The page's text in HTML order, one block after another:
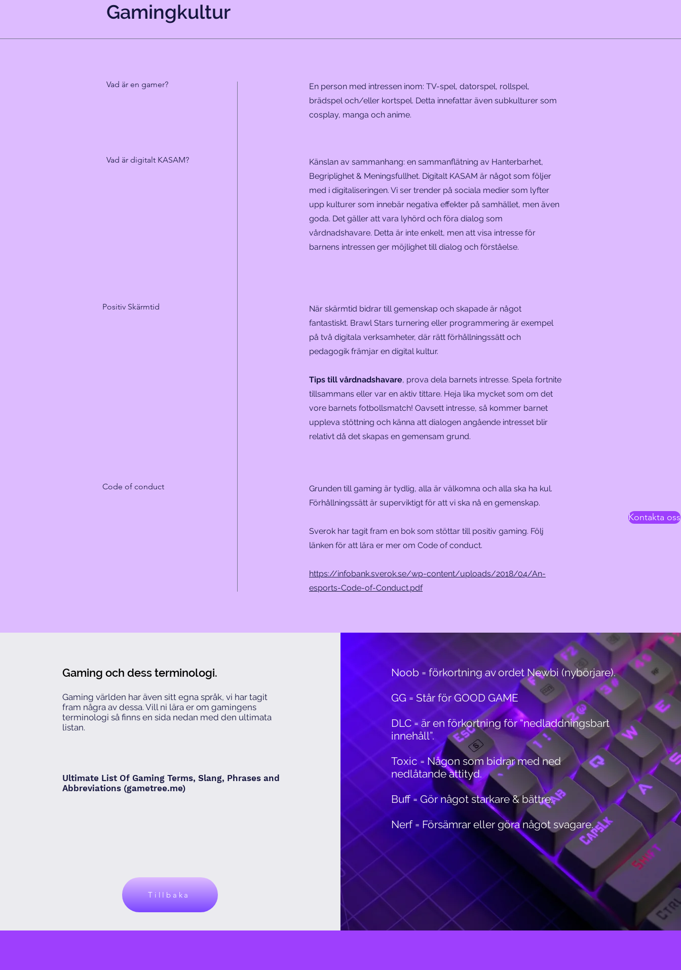
Kontakta oss
Gamingkultur
Vad är en gamer?
Vad är digitalt KASAM?
Positiv Skärmtid
Code of conduct
En person med intressen inom: TV-spel, datorspel, rollspel,
brädspel och/eller kortspel. Detta innefattar även subkulturer som
cosplay, manga och anime.
Känslan av sammanhang: en sammanflätning av Hanterbarhet,
Begriplighet & Meningsfullhet. Digitalt KASAM är något som följer
med i digitaliseringen. Vi ser trender på sociala medier som lyfter
upp kulturer som innebär negativa effekter på samhället, men även
goda. Det gäller att vara lyhörd och föra dialog som
vårdnadshavare. Detta är inte enkelt, men att visa intresse för
barnens intressen ger möjlighet till dialog och förståelse.
När skärmtid bidrar till gemenskap och skapade är något
fantastiskt. Brawl Stars turnering eller programmering är exempel
på två digitala verksamheter, där rätt förhållningssätt och
pedagogik främjar en digital kultur.
Tips till vårdnadshavare, prova dela barnets intresse. Spela fortnite
tillsammans eller var en aktiv tittare. Heja lika mycket som om det
vore barnets fotbollsmatch! Oavsett intresse, så kommer barnet
uppleva stöttning och känna att dialogen angående intresset blir
relativt då det skapas en gemensam grund.
Grunden till gaming är tydlig, alla är välkomna och alla ska ha kul.
Förhållningssätt är superviktigt för att vi ska nå en gemenskap.
Sverok har tagit fram en bok som stöttar till positiv gaming. Följ
länken för att lära er mer om Code of conduct.
https://infobank.sverok.se/wp-content/uploads/2018/04/An-
esports-Code-of-Conduct.pdf
Gaming och dess terminologi.
Gaming världen har även sitt egna språk, vi har tagit
fram några av dessa. Vill ni lära er om gamingens
terminologi så finns en sida nedan med den ultimata
listan.
Ultimate List Of Gaming Terms, Slang, Phrases and
Abbreviations (gametree.me)
Tillbaka
Noob = förkortning av ordet Newbi (nybörjare).
GG = Står för GOOD GAME
DLC = är en förkortning för “nedladdningsbart
innehåll”.
Toxic = Någon som bidrar med ned
nedlåtande attityd.
Buff = Gör något starkare & bättre.
Nerf = Försämrar eller göra något svagare.